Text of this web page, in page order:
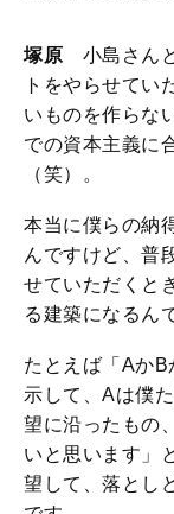
塚原 小島さん
トをやらせてい
いものを作らな
での資本主義に
（笑）。
本当に僕らの納
んですけど、普
せていただくと
る建築になるん
たとえば「Aか
示して、Aは僕
望に沿ったもの
いと思います」
望して、落とし